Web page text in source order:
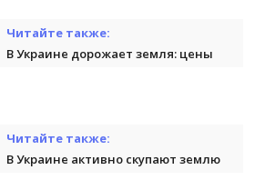
Читайте также:
В Украине дорожает земля: цены
Читайте также:
В Украине активно скупают землю